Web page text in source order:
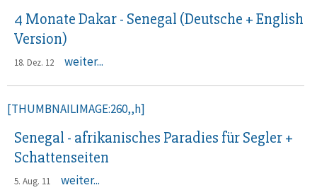
4 Monate Dakar - Senegal (Deutsche + English
Version)
18. Dez. 12 weiter...
[THUMBNAILIMAGE:260,,h]
Senegal - afrikanisches Paradies für Segler +
Schattenseiten
5. Aug. 11 weiter...